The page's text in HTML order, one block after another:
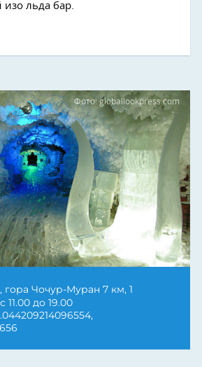
льда бар.
Фото: globallookpress.com
гора Чочур-Муран 7 км, 1
с 11.00 до 19.00